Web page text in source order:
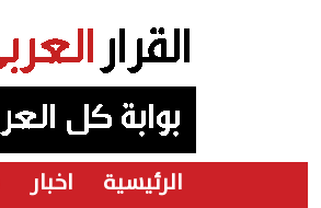
الرئيسية اخبار